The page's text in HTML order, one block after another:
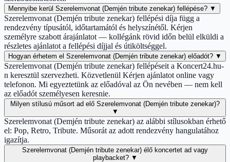
Mennyibe kerül Szerelemvonat (Demjén tribute zenekar) fellépése? ▼
Szerelemvonat (Demjén tribute zenekar) fellépési díja függ a
rendezvény típusától, időtartamától és helyszínétől. Kérjen
személyre szabott árajánlatot — kollégánk rövid időn belül elküldi a
részletes ajánlatot a fellépési díjjal és útiköltséggel.
Hogyan érhetem el Szerelemvonat (Demjén tribute zenekar) előadót? ▼
Szerelemvonat (Demjén tribute zenekar) fellépéseit a Koncert24.hu-
n keresztül szervezheti. Közvetlenül Kérjen ajánlatot online vagy
telefonon. Mi egyeztetünk az előadóval az Ön nevében — nem kell
az előadót személyesen keresnie.
Milyen stílusú műsort ad elő Szerelemvonat (Demjén tribute zenekar)?
▼
Szerelemvonat (Demjén tribute zenekar) az alábbi stílusokban érhető
el: Pop, Retro, Tribute. Műsorát az adott rendezvény hangulatához
igazítja.
Szerelemvonat (Demjén tribute zenekar) élő koncertet ad vagy
playbacket? ▼